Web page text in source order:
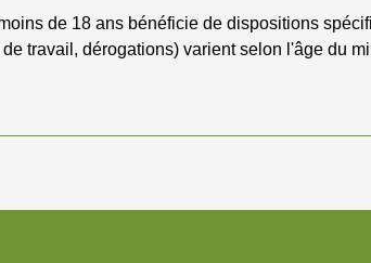
de 18 ans bénéficie de dispositions
travail, dérogations) varient selon l'âge du